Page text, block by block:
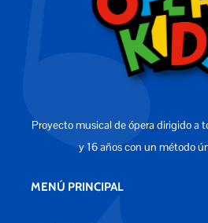
Proyecto musical de ópera dirigido a
y 16 años con un método
MENÚ PRINCIPAL